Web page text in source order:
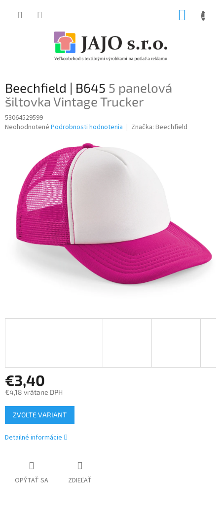
Beechfield | B645 5 panelová
šiltovka Vintage Trucker
53064529599
Priemerné
hviezdičiek.
Neohodnotené Podrobnosti hodnotenia Značka: Beechfield
€3,40
€4,18 vrátane DPH
Jednotková
cena:
ZVOĽTE VARIANT
Detailné informácie
OPÝTAŤ SA ZDIEĽAŤ